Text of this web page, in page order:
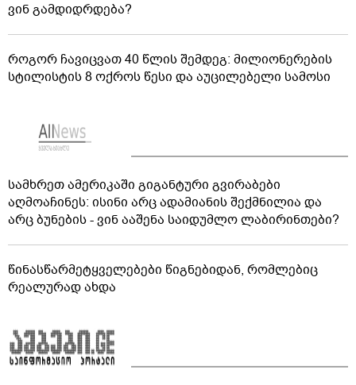
ვინ გამდიდრდება?
როგორ ჩავიცვათ 40 წლის შემდეგ: მილიონერების
სტილისტის 8 ოქროს წესი და აუცილებელი სამოსი
სამხრეთ ამერიკაში გიგანტური გვირაბები
აღმოაჩინეს: ისინი არც ადამიანის შექმნილია და
არც ბუნების - ვინ ააშენა საიდუმლო ლაბირინთები?
წინასწარმეტყველებები წიგნებიდან, რომლებიც
რეალურად ახდა